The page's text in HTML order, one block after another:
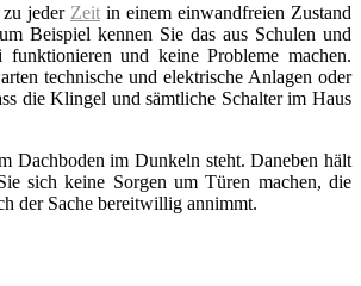
zu jeder Zeit in einem einwandfreien Zustand
Beispiel kennen Sie das aus Schulen und
und keine Probleme machen.
technische und elektrische Anlagen oder
die Klingel und sämtliche Schalter im Haus
Dachboden im Dunkeln steht. Daneben hält
sich keine Sorgen um Türen machen, die
der Sache bereitwillig annimmt.